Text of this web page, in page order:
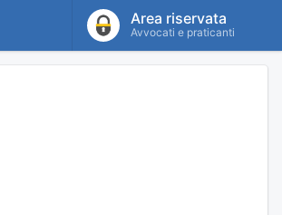
Area riservata
Avvocati e praticanti